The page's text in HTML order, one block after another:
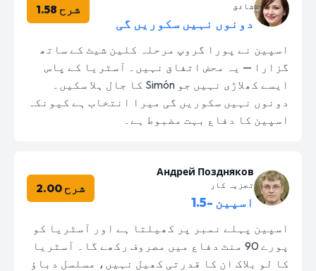
شائق
دونوں نہیں سکوریں گی
شرح 1.58
اسپین نے پورا گروپ مرحلہ کلین شیٹ کے ساتھ
گزارا — یہ محض اتفاق نہیں۔ آسٹریا کے پاس
ایسے کھلاڑی نہیں جو Simón کا جال ہلا سکیں۔
دونوں نہیں سکوریں گی میرا انتخاب ہے کیونکہ
اسپین کا دفاع بہت مضبوط ہے۔
Андрей Поздняков
تجزیہ کار
اسپین -1.5
شرح 2.00
اسپین پہلے نمبر پر کھیلتا ہے اور آسٹریا کو
پورے 90 منٹ دفاع میں مصروف رکھے گا۔ آسٹریا
کا لو بلاک ان کا قدرتی کھیل نہیں، مسلسل دباؤ